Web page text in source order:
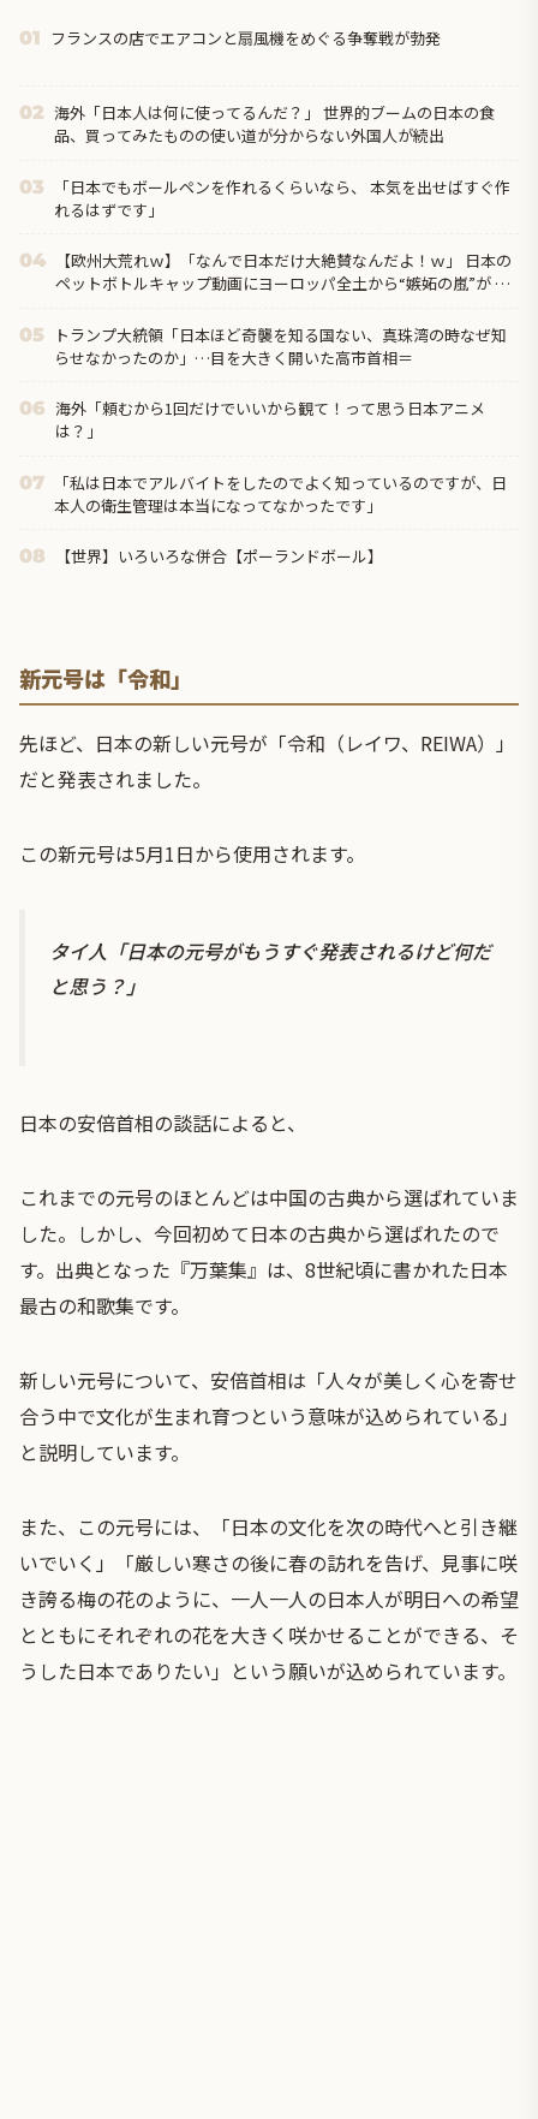
01 フランスの店でエアコンと扇風機をめぐる争奪戦が勃発
02 海外「日本人は何に使ってるんだ？」 世界的ブームの日本の食
品、買ってみたものの使い道が分からない外国人が続出
03
「日本でもボールペンを作れるくらいなら、 本気を出せばすぐ作
れるはずです」
04
【欧州大荒れｗ】「なんで日本だけ大絶賛なんだよ！ｗ」 日本の
ペットボトルキャップ動画にヨーロッパ全土から“嫉妬の嵐”が 到
05
トランプ大統領「日本ほど奇襲を知る国ない、真珠湾の時なぜ知
らせなかったのか」…目を大きく開いた高市首相＝
06 海外「頼むから1回だけでいいから観て！って思う日本アニメ
は？」
07
「私は日本でアルバイトをしたのでよく知っているのですが、日
本人の衛生管理は本当になってなかったです」
08 【世界】いろいろな併合【ポーランドボール】
新元号は「令和」
先ほど、日本の新しい元号が「令和（レイワ、REIWA）」
だと発表されました。
この新元号は5月1日から使用されます。
タイ人「日本の元号がもうすぐ発表されるけど何だ
と思う？」
日本の安倍首相の談話によると、
これまでの元号のほとんどは中国の古典から選ばれていま
した。しかし、今回初めて日本の古典から選ばれたので
す。出典となった『万葉集』は、8世紀頃に書かれた日本
最古の和歌集です。
新しい元号について、安倍首相は「人々が美しく心を寄せ
合う中で文化が生まれ育つという意味が込められている」
と説明しています。
また、この元号には、「日本の文化を次の時代へと引き継
いでいく」「厳しい寒さの後に春の訪れを告げ、見事に咲
き誇る梅の花のように、一人一人の日本人が明日への希望
とともにそれぞれの花を大きく咲かせることができる、そ
うした日本でありたい」という願いが込められています。